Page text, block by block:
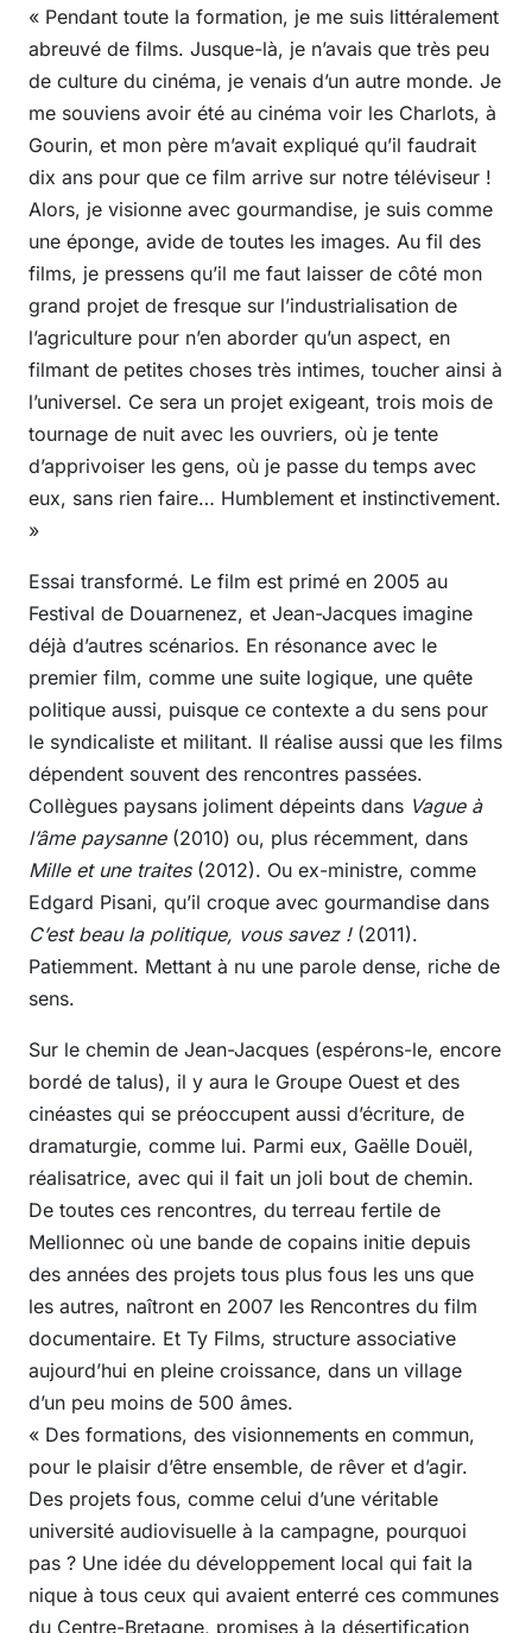
« Pendant toute la formation, je me suis littéralement
abreuvé de films. Jusque-là, je n’avais que très peu
de culture du cinéma, je venais d’un autre monde. Je
me souviens avoir été au cinéma voir les Charlots, à
Gourin, et mon père m’avait expliqué qu’il faudrait
dix ans pour que ce film arrive sur notre téléviseur !
Alors, je visionne avec gourmandise, je suis comme
une éponge, avide de toutes les images. Au fil des
films, je pressens qu’il me faut laisser de côté mon
grand projet de fresque sur l’industrialisation de
l’agriculture pour n’en aborder qu’un aspect, en
filmant de petites choses très intimes, toucher ainsi à
l’universel. Ce sera un projet exigeant, trois mois de
tournage de nuit avec les ouvriers, où je tente
d’apprivoiser les gens, où je passe du temps avec
eux, sans rien faire… Humblement et instinctivement.
»
Essai transformé. Le film est primé en 2005 au
Festival de Douarnenez, et Jean-Jacques imagine
déjà d’autres scénarios. En résonance avec le
premier film, comme une suite logique, une quête
politique aussi, puisque ce contexte a du sens pour
le syndicaliste et militant. Il réalise aussi que les films
dépendent souvent des rencontres passées.
Collègues paysans joliment dépeints dans Vague à
l’âme paysanne(2010) ou, plus récemment, dans
Mille et une traites(2012). Ou ex-ministre, comme
Edgard Pisani, qu’il croque avec gourmandise dans
C’est beau la politique, vous savez !(2011).
Patiemment. Mettant à nu une parole dense, riche de
sens.
Sur le chemin de Jean-Jacques (espérons-le, encore
bordé de talus), il y aura le Groupe Ouest et des
cinéastes qui se préoccupent aussi d’écriture, de
dramaturgie, comme lui. Parmi eux, Gaëlle Douël,
réalisatrice, avec qui il fait un joli bout de chemin.
De toutes ces rencontres, du terreau fertile de
Mellionnec où une bande de copains initie depuis
des années des projets tous plus fous les uns que
les autres, naîtront en 2007 les Rencontres du film
documentaire. Et Ty Films, structure associative
aujourd’hui en pleine croissance, dans un village
d’un peu moins de 500 âmes.
« Des formations, des visionnements en commun,
pour le plaisir d’être ensemble, de rêver et d’agir.
Des projets fous, comme celui d’une véritable
université audiovisuelle à la campagne, pourquoi
pas ? Une idée du développement local qui fait la
nique à tous ceux qui avaient enterré ces communes
du Centre-Bretagne, promises à la désertification